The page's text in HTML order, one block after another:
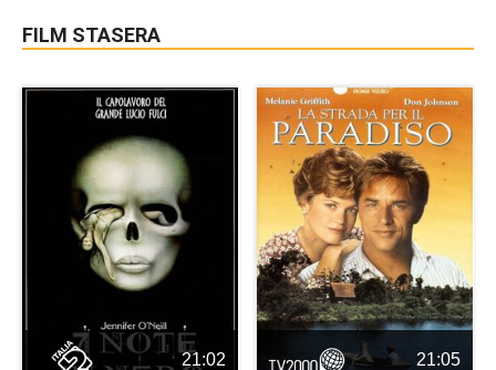
FILM STASERA
21:02 21:05